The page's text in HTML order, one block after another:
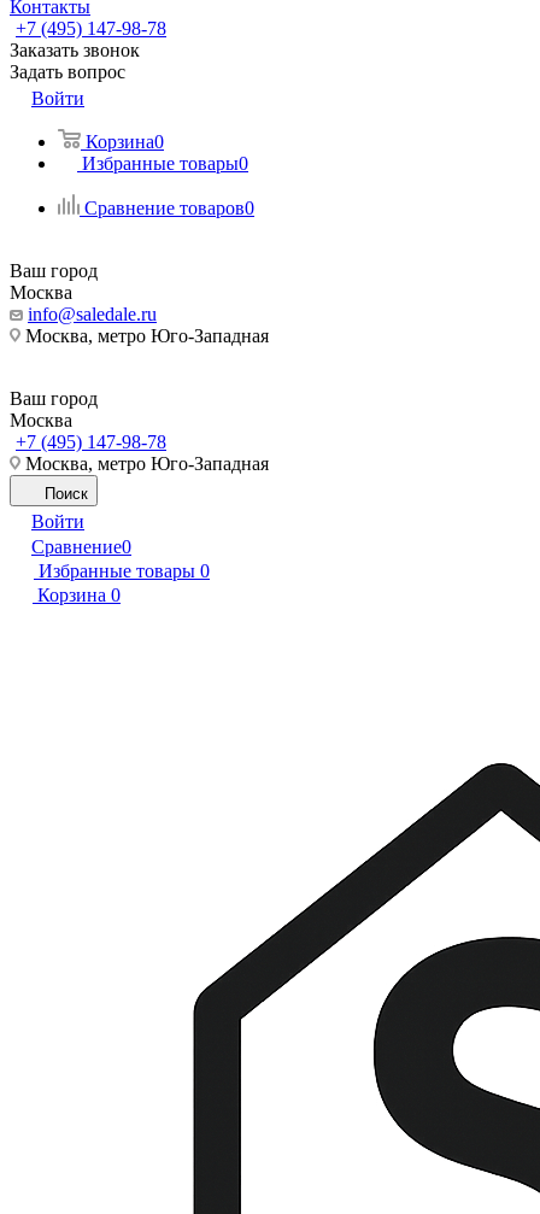
Контакты
+7 (495) 147-98-78
Заказать звонок
Задать вопрос
Войти
Корзина0
Избранные товары0
Сравнение товаров0
Ваш город
Москва
info@saledale.ru
Москва, метро Юго-Западная
Ваш город
Москва
+7 (495) 147-98-78
Москва, метро Юго-Западная
Поиск
Войти
Сравнение0
Избранные товары 0
Корзина 0